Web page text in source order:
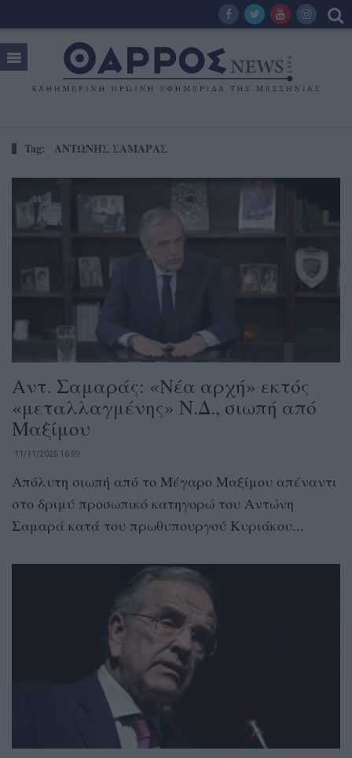
Tag: ΑΝΤΩΝΗΣ ΣΑΜΑΡΑΣ
Αντ. Σαμαράς: «Νέα αρχή» εκτός
«μεταλλαγμένης» Ν.Δ., σιωπή από
Μαξίμου
11/11/2025 16:59
Απόλυτη σιωπή από το Μέγαρο Μαξίμου απέναντι
στο δριμύ προσωπικό κατηγορώ του Αντώνη
Σαμαρά κατά του πρωθυπουργού Κυριάκου...